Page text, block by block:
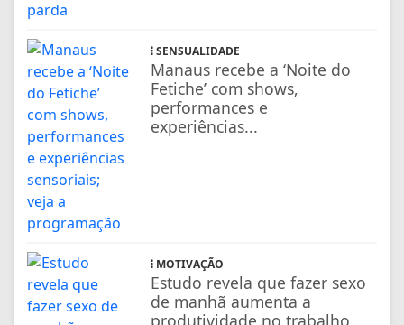
SENSUALIDADE
Manaus recebe a ‘Noite do
Fetiche’ com shows,
performances e
experiências...
MOTIVAÇÃO
Estudo revela que fazer sexo
de manhã aumenta a
produtividade no trabalho